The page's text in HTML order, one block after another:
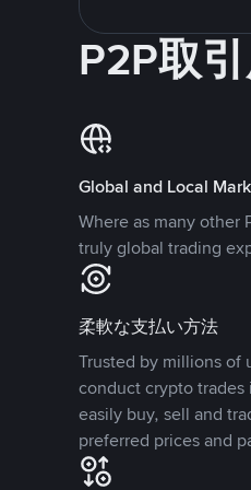
P2P取
Global and Local
Where as many other
truly global trading
柔軟な支払い方法
Trusted by millions of
conduct crypto trades
easily buy, sell and
preferred prices and